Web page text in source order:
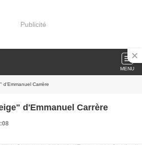
Publicité
MENU
d'Emmanuel Carrère
d'Emmanuel Carrère